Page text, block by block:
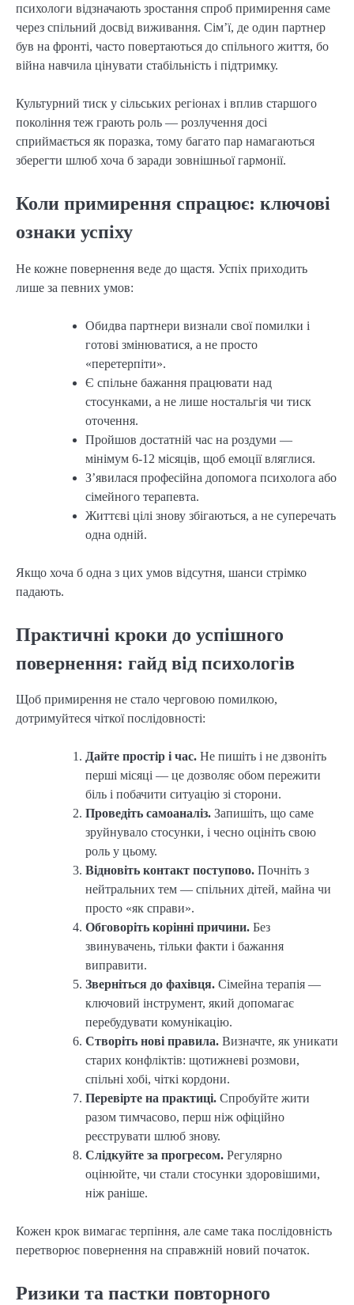
психологи відзначають зростання спроб примирення саме
через спільний досвід виживання. Сім’ї, де один партнер
був на фронті, часто повертаються до спільного життя, бо
війна навчила цінувати стабільність і підтримку.
Культурний тиск у сільських регіонах і вплив старшого
покоління теж грають роль — розлучення досі
сприймається як поразка, тому багато пар намагаються
зберегти шлюб хоча б заради зовнішньої гармонії.
Коли примирення спрацює: ключові
ознаки успіху
Не кожне повернення веде до щастя. Успіх приходить
лише за певних умов:
Обидва партнери визнали свої помилки і
готові змінюватися, а не просто
«перетерпіти».
Є спільне бажання працювати над
стосунками, а не лише ностальгія чи тиск
оточення.
Пройшов достатній час на роздуми —
мінімум 6-12 місяців, щоб емоції вляглися.
З’явилася професійна допомога психолога або
сімейного терапевта.
Життєві цілі знову збігаються, а не суперечать
одна одній.
Якщо хоча б одна з цих умов відсутня, шанси стрімко
падають.
Практичні кроки до успішного
повернення: гайд від психологів
Щоб примирення не стало черговою помилкою,
дотримуйтеся чіткої послідовності:
Дайте простір і час. Не пишіть і не дзвоніть
перші місяці — це дозволяє обом пережити
біль і побачити ситуацію зі сторони.
Проведіть самоаналіз. Запишіть, що саме
зруйнувало стосунки, і чесно оцініть свою
роль у цьому.
Відновіть контакт поступово. Почніть з
нейтральних тем — спільних дітей, майна чи
просто «як справи».
Обговоріть корінні причини. Без
звинувачень, тільки факти і бажання
виправити.
Зверніться до фахівця. Сімейна терапія —
ключовий інструмент, який допомагає
перебудувати комунікацію.
Створіть нові правила. Визначте, як уникати
старих конфліктів: щотижневі розмови,
спільні хобі, чіткі кордони.
Перевірте на практиці. Спробуйте жити
разом тимчасово, перш ніж офіційно
реєструвати шлюб знову.
Слідкуйте за прогресом. Регулярно
оцінюйте, чи стали стосунки здоровішими,
ніж раніше.
Кожен крок вимагає терпіння, але саме така послідовність
перетворює повернення на справжній новий початок.
Ризики та пастки повторного